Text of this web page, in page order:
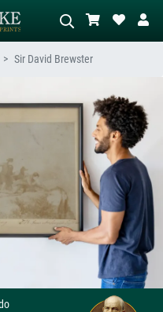
Descreva a cena – ex: prado verde,
abstrato com muito vermelho, pintura
a óleo escura, nu em pé ao lado de
uma árvore.
Sir David Brewster